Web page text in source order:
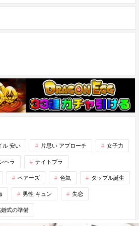
ル 安い 片思い アプローチ 女子力
ヘラ ナイトブラ
ペアーズ 色気 タップル誕生
男性 キュン 失恋
婚式の準備